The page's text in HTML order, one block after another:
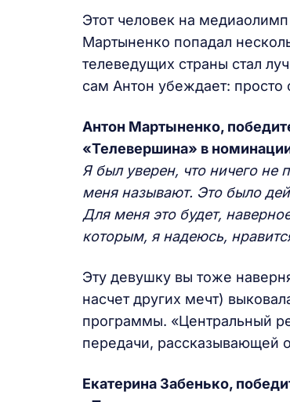
Этот человек на
Мартыненко попадал
телеведущих страны стал
сам Антон убеждает:
Антон Мартыненко,
«Телевершина» в
Я был уверен, что ничего не
меня называют. Это было
Для меня это будет,
которым, я надеюсь,
Эту девушку вы тоже
насчет других мечт)
программы. «Центральный
передачи, рассказывающей
Екатерина Забенько,